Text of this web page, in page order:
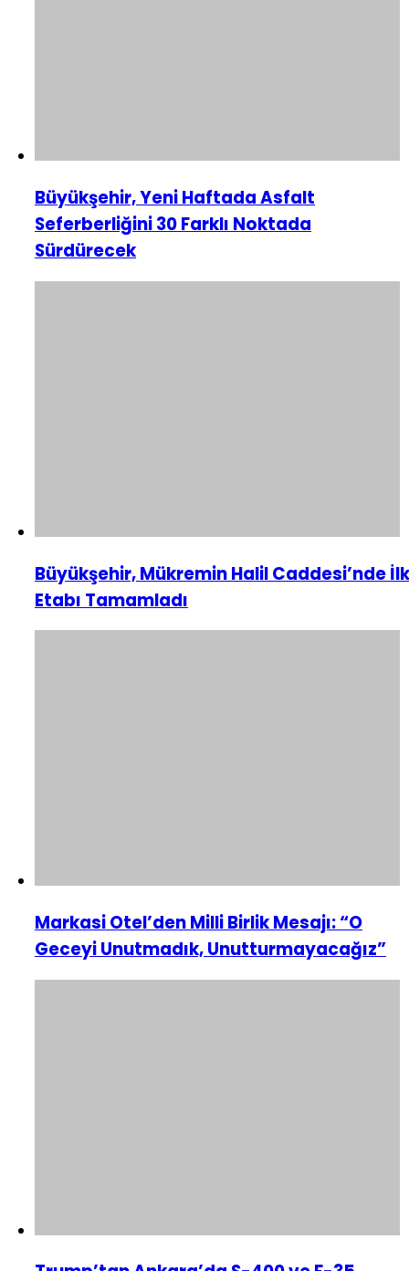
Büyükşehir, Yeni Haftada Asfalt
Seferberliğini 30 Farklı Noktada
Sürdürecek
Büyükşehir, Mükremin Halil Caddesi’nde İlk
Etabı Tamamladı
Markasi Otel’den Milli Birlik Mesajı: “O
Geceyi Unutmadık, Unutturmayacağız”